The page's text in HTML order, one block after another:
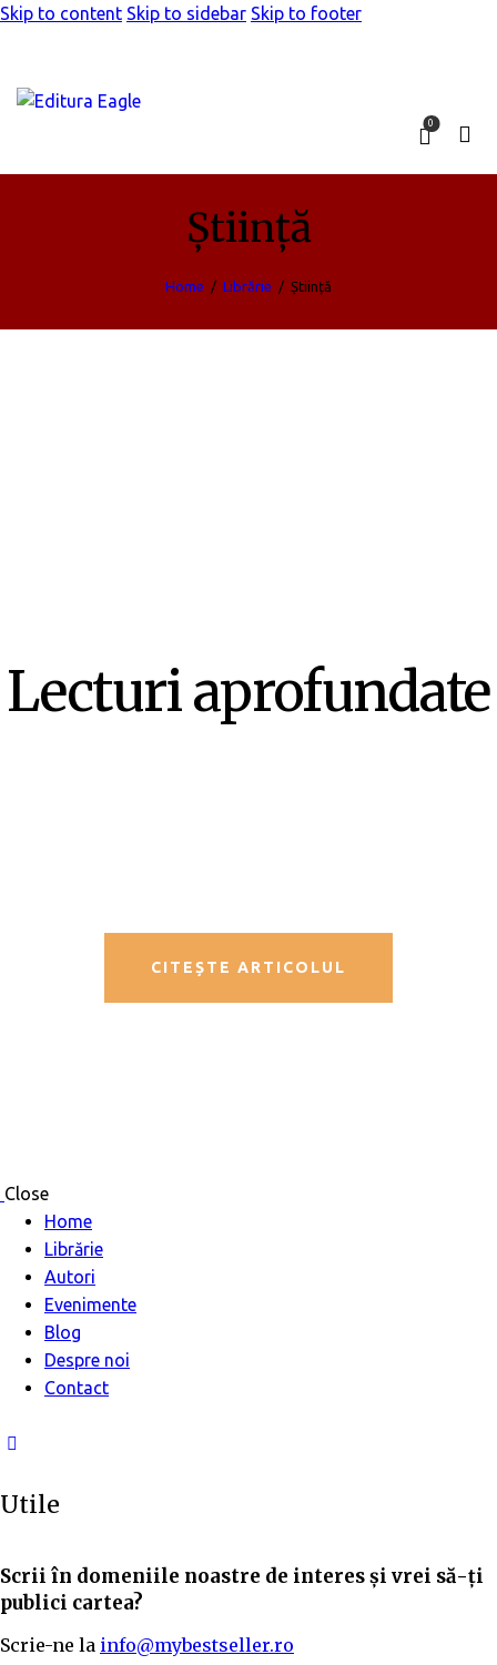
Skip to content Skip to sidebar Skip to footer
0
Știință
Home Librărie Știință
Lecturi aprofundate
CITEȘTE ARTICOLUL
Close
Home
Librărie
Autori
Evenimente
Blog
Despre noi
Contact
Utile
Scrii în domeniile noastre de interes și vrei să-ți
publici cartea?
Scrie-ne la info@mybestseller.ro